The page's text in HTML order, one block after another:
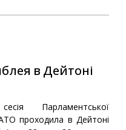
в Дейтоні
Парламентської
проходила в Дейтоні